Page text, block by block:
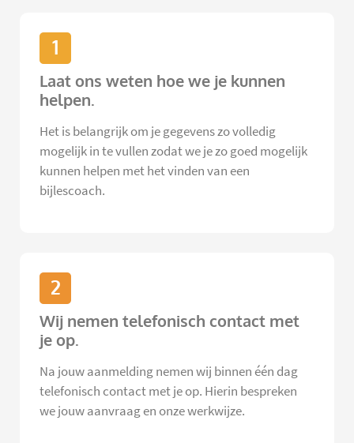
1
Laat ons weten hoe we je kunnen
helpen.
Het is belangrijk om je gegevens zo volledig
mogelijk in te vullen zodat we je zo goed mogelijk
kunnen helpen met het vinden van een
bijlescoach.
2
Wij nemen telefonisch contact met
je op.
Na jouw aanmelding nemen wij binnen één dag
telefonisch contact met je op. Hierin bespreken
we jouw aanvraag en onze werkwijze.